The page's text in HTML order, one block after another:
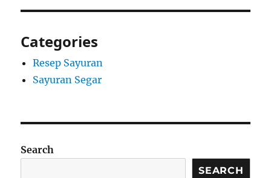
Categories
Resep Sayuran
Sayuran Segar
Search
SEARCH